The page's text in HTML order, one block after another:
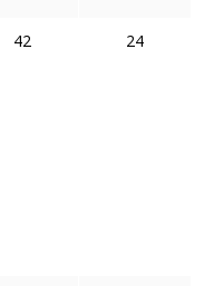
42 24